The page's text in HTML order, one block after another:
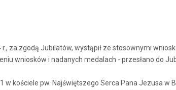
za zgodą Jubilatów, wystąpił ze stosownymi
wniosków i nadanych medalach - przesłano do
kościele pw. Najświętszego Serca Pana Jezusa w